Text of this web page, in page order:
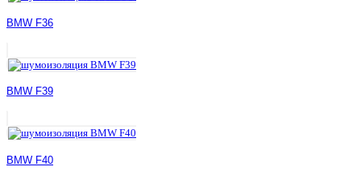
BMW F36
BMW F39
BMW F40